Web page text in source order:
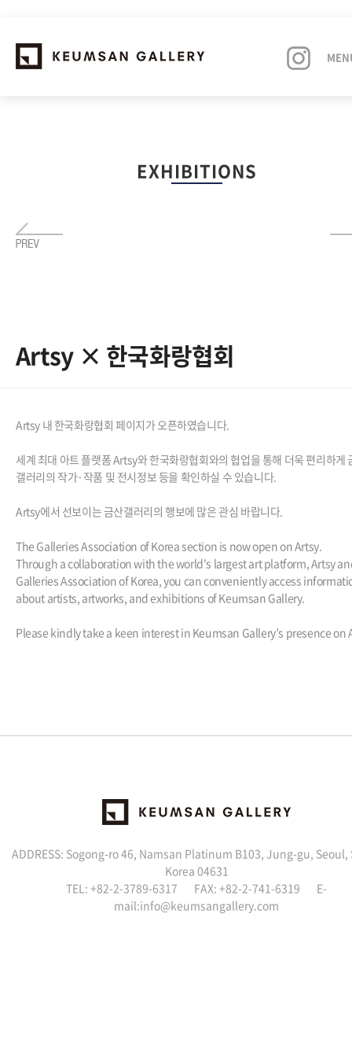
EXHIBITIONS
Artsy × 한국화랑협회
Artsy 내 한국화랑협회 페이지가 오픈하였습니다.
세계 최대 아트 플랫폼 Artsy와 한국화랑협회와의 협업을 통해 더욱 편리하게
갤러리의 작가·작품 및 전시정보 등을 확인하실 수 있습니다.
Artsy에서 선보이는 금산갤러리의 행보에 많은 관심 바랍니다.
The Galleries Association of Korea section is now open on Artsy.
Through a collaboration with the world's largest art platform, Artsy
Galleries Association of Korea, you can conveniently access
about artists, artworks, and exhibitions of Keumsan Gallery.
Please kindly take a keen interest in Keumsan Gallery’s presence on
ADDRESS: Sogong-ro 46, Namsan Platinum B103, Jung-gu, Seoul,
Korea 04631
TEL: +82-2-3789-6317 FAX: +82-2-741-6319 E-
mail:info@keumsangallery.com